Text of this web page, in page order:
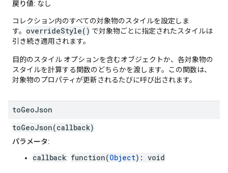
戻り値: なし
コレクション内のすべての対象物のスタイルを設定しま
す。 overrideStyle() で対象物ごとに指定されたスタイルは
引き続き適用されます。
目的のスタイル オプションを含むオブジェクトか、各対象物の
スタイルを計算する関数のどちらかを渡します。この関数は、
対象物のプロパティが更新されるたびに呼び出されます。
toGeoJson
toGeoJson(callback)
パラメータ:
callback: function(Object): void